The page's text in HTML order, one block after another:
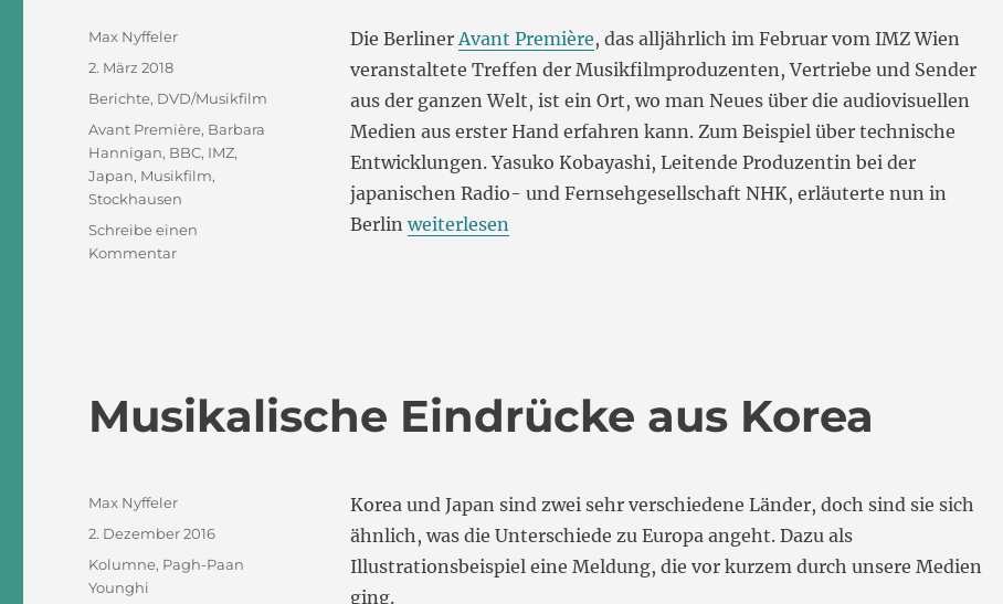
Die Berliner Avant Première, das alljährlich im Februar vom IMZ Wien
veranstaltete Treffen der Musikfilmproduzenten, Vertriebe und Sender
aus der ganzen Welt, ist ein Ort, wo man Neues über die audiovisuellen
Medien aus erster Hand erfahren kann. Zum Beispiel über technische
Entwicklungen. Yasuko Kobayashi, Leitende Produzentin bei der
japanischen Radio- und Fernsehgesellschaft NHK, erläuterte nun in
Berlin „Musikfilme: Die Avant Première 2018“
weiterlesen
Autor
Max Nyffeler
Veröffentlicht
2. März 2018
Kategorien
Berichte, DVD/Musikfilm
Schlagwörter
Avant Première, Barbara
Hannigan, BBC, IMZ,
Japan, Musikfilm,
Stockhausen
Schreibe einen
Kommentarzu
Musikalische Eindrücke aus Korea
Korea und Japan sind zwei sehr verschiedene Länder, doch sind sie sich
ähnlich, was die Unterschiede zu Europa angeht. Dazu als
Illustrationsbeispiel eine Meldung, die vor kurzem durch unsere Medien
ging.
Autor
Max Nyffeler
Veröffentlicht
am
2. Dezember 2016
Kategorien
Kolumne, Pagh-Paan
Younghi